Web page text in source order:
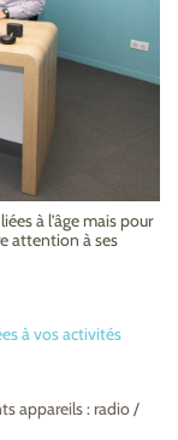
à l’âge mais pour
attention à ses
à vos activités
appareils : radio /